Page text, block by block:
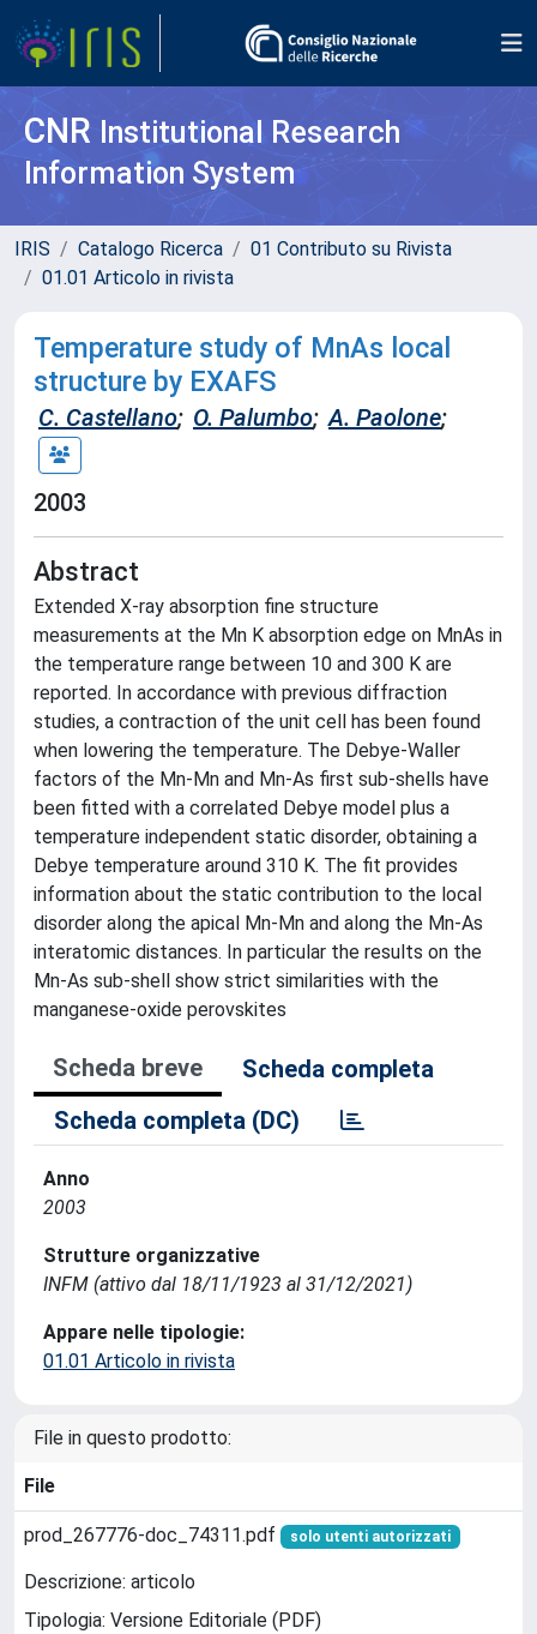
CNR Institutional Research
Information System
IRIS Catalogo Ricerca
01 Contributo su Rivista
01.01 Articolo in rivista
Temperature study of MnAs local
structure by EXAFS
C. Castellano; O. Palumbo; A. Paolone;
2003
Abstract
Extended X-ray absorption fine structure
measurements at the Mn K absorption edge on MnAs in
the temperature range between 10 and 300 K are
reported. In accordance with previous diffraction
studies, a contraction of the unit cell has been found
when lowering the temperature. The Debye-Waller
factors of the Mn-Mn and Mn-As first sub-shells have
been fitted with a correlated Debye model plus a
temperature independent static disorder, obtaining a
Debye temperature around 310 K. The fit provides
information about the static contribution to the local
disorder along the apical Mn-Mn and along the Mn-As
interatomic distances. In particular the results on the
Mn-As sub-shell show strict similarities with the
manganese-oxide perovskites
Scheda breve
Scheda completa
Scheda completa (DC)
Anno
2003
Strutture organizzative
INFM (attivo dal 18/11/1923 al 31/12/2021)
Appare nelle tipologie:
01.01 Articolo in rivista
File in questo prodotto:
File
prod_267776-doc_74311.pdf solo utenti autorizzati
Descrizione: articolo
Tipologia: Versione Editoriale (PDF)